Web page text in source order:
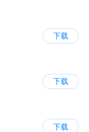
下载
下载
下载